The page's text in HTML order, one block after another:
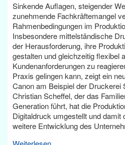
Sinkende Auflagen, steigender
zunehmende Fachkräftemangel
Rahmenbedingungen im
Insbesondere mittelständische
der Herausforderung, ihre
gestalten und gleichzeitig flexibel
Kundenanforderungen zu
Praxis gelingen kann, zeigt ein
Canon am Beispiel der Druckerei
Christian Scheffel, der das
Generation führt, hat die
Digitaldruck umgestellt und damit
weitere Entwicklung des